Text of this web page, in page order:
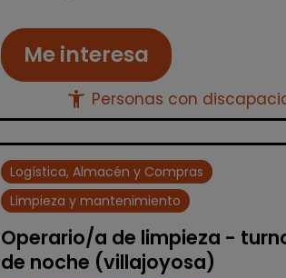
Me interesa
accessibility_new Personas con
Logística, Almacén y Compras
Limpieza y mantenimiento
Operario/a de limpieza -
de noche (villajoyosa)